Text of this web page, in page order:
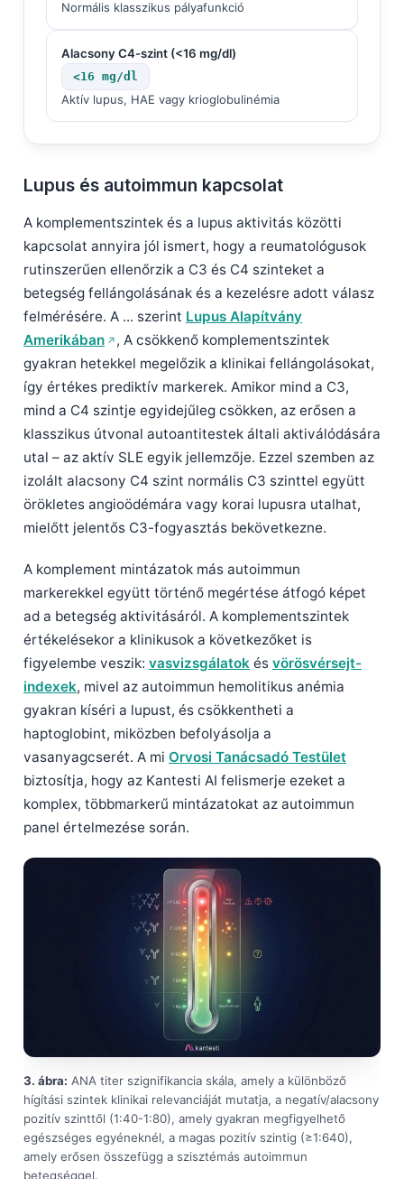
Normális klasszikus pályafunkció
Alacsony C4-szint (<16 mg/dl)
<16 mg/dl
Aktív lupus, HAE vagy krioglobulinémia
Lupus és autoimmun kapcsolat
A komplementszintek és a lupus aktivitás közötti
kapcsolat annyira jól ismert, hogy a reumatológusok
rutinszerűen ellenőrzik a C3 és C4 szinteket a
betegség fellángolásának és a kezelésre adott válasz
felmérésére. A ... szerint Lupus Alapítvány
Amerikában
, A csökkenő komplementszintek
gyakran hetekkel megelőzik a klinikai fellángolásokat,
így értékes prediktív markerek. Amikor mind a C3,
mind a C4 szintje egyidejűleg csökken, az erősen a
klasszikus útvonal autoantitestek általi aktiválódására
utal – az aktív SLE egyik jellemzője. Ezzel szemben az
izolált alacsony C4 szint normális C3 szinttel együtt
örökletes angioödémára vagy korai lupusra utalhat,
mielőtt jelentős C3-fogyasztás bekövetkezne.
A komplement mintázatok más autoimmun
markerekkel együtt történő megértése átfogó képet
ad a betegség aktivitásáról. A komplementszintek
értékelésekor a klinikusok a következőket is
figyelembe veszik: vasvizsgálatok és vörösvérsejt-
indexek, mivel az autoimmun hemolitikus anémia
gyakran kíséri a lupust, és csökkentheti a
haptoglobint, miközben befolyásolja a
vasanyagcserét. A mi Orvosi Tanácsadó Testület
biztosítja, hogy az Kantesti AI felismerje ezeket a
komplex, többmarkerű mintázatokat az autoimmun
panel értelmezése során.
3. ábra: ANA titer szignifikancia skála, amely a különböző
hígítási szintek klinikai relevanciáját mutatja, a negatív/alacsony
pozitív szinttől (1:40-1:80), amely gyakran megfigyelhető
egészséges egyéneknél, a magas pozitív szintig (≥1:640),
amely erősen összefügg a szisztémás autoimmun
betegséggel.